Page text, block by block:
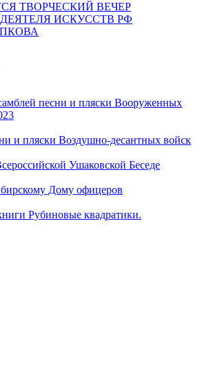
ТВОРЧЕСКИЙ ВЕЧЕР
ИСКУССТВ РФ
песни и пляски Вооруженных
и пляски Воздушно-десантных войск
Ушаковской Беседе
Дому офицеров
Рубиновые квадратики.